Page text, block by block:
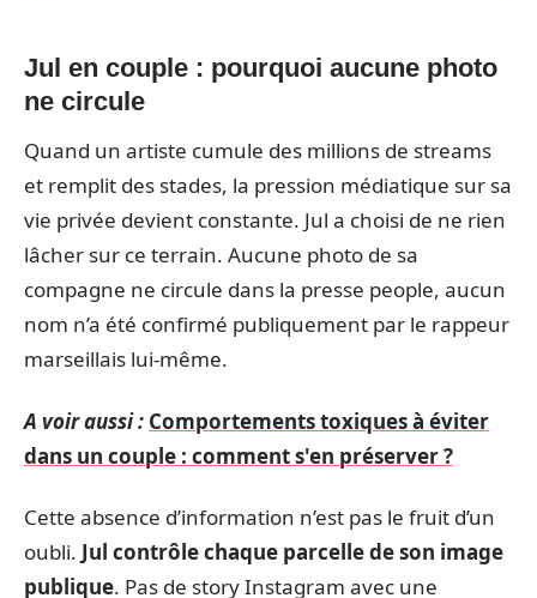
Jul en couple : pourquoi aucune photo
ne circule
Quand un artiste cumule des millions de streams
et remplit des stades, la pression médiatique sur sa
vie privée devient constante. Jul a choisi de ne rien
lâcher sur ce terrain. Aucune photo de sa
compagne ne circule dans la presse people, aucun
nom n’a été confirmé publiquement par le rappeur
marseillais lui-même.
A voir aussi : Comportements toxiques à éviter
dans un couple : comment s'en préserver ?
Cette absence d’information n’est pas le fruit d’un
oubli. Jul contrôle chaque parcelle de son image
publique. Pas de story Instagram avec une